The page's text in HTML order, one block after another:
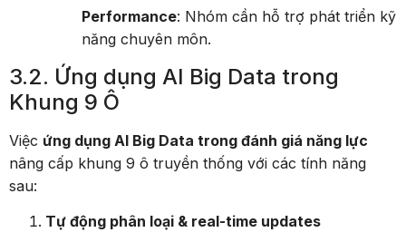
Performance: Nhóm cần hỗ trợ phát triển kỹ
năng chuyên môn.
3.2. Ứng dụng AI Big Data trong
Khung 9 Ô
Việc ứng dụng AI Big Data trong đánh giá năng lực
nâng cấp khung 9 ô truyền thống với các tính năng
sau:
Tự động phân loại & real-time updates